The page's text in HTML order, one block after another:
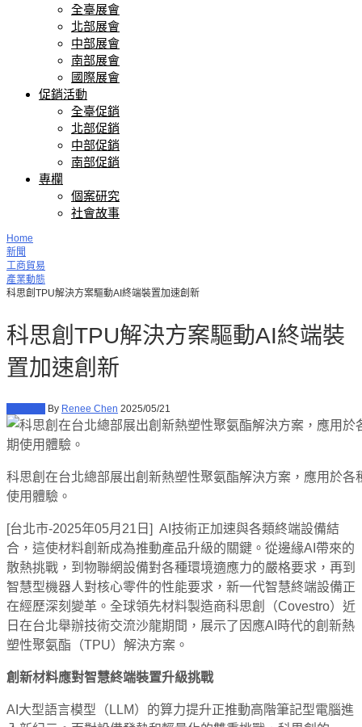
全臺展會
北部展會
中部展會
南部展會
國際展會
促銷活動
全臺促銷
北部促銷
中部促銷
南部促銷
專欄
個案研究
社會故事
Home
新聞
工商貿易
產業動態
科思創TPU解決方案驅動AI終端裝置加速創新
科思創TPU解決方案驅動AI終端裝
置加速創新
By Renee Chen 2025/05/21
科思創在台北總部展出創新熱塑性聚氨酯解決方案，應用於各
使用體驗。
[台北市-2025年05月21日] AI技術正加速與各類終端設備結
合，這使材料創新成為推動產品升級的關鍵。從邊緣AI帶來的
散熱挑戰，到物聯網設備對各種環境適應力的嚴格要求，再到
智慧型機器人對核心零件的性能要求，新一代智慧終端設備正
在經歷深刻變革。全球領先材料製造商科思創（Covestro）近
日在台北舉辦技術交流沙龍期間，展示了因應AI時代的創新熱
塑性聚氨酯（TPU）解決方案。
創新材料應對智慧終端裝置升級挑戰
AI大型語言模型（LLM）的算力提升正推動高階筆記型電腦進